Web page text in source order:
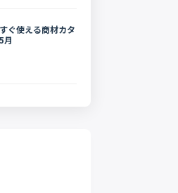
ぐ使える商材カタ
月